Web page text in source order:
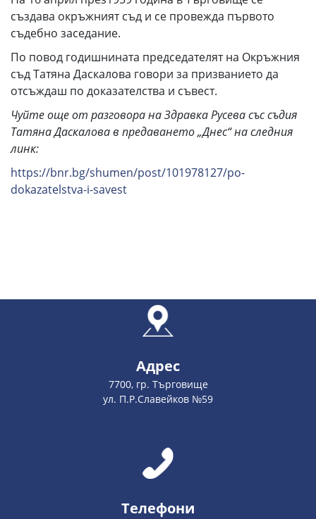
създава окръжният съд и се провежда първото
съдебно заседание.
По повод годишнината председателят на Окръжния
съд Татяна Даскалова говори за призванието да
отсъждаш по доказателства и съвест.
Чуйте още от разговора на Здравка Русева със съдия
Татяна Даскалова в предаването „Днес“ на следния
линк:
https://bnr.bg/shumen/post/101978127/po-
dokazatelstva-i-savest
Адрес
7700, гр. Търговище
ул. П.Р.Славейков №59
Телефони